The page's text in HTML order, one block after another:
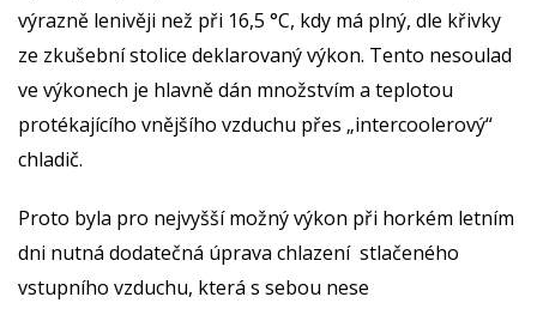
výrazně lenivěji než při 16,5 °C, kdy má plný, dle křivky
ze zkušební stolice deklarovaný výkon. Tento nesoulad
ve výkonech je hlavně dán množstvím a teplotou
protékajícího vnějšího vzduchu přes „intercoolerový“
chladič.
Proto byla pro nejvyšší možný výkon při horkém letním
dni nutná dodatečná úprava chlazení stlačeného
vstupního vzduchu, která s sebou nese